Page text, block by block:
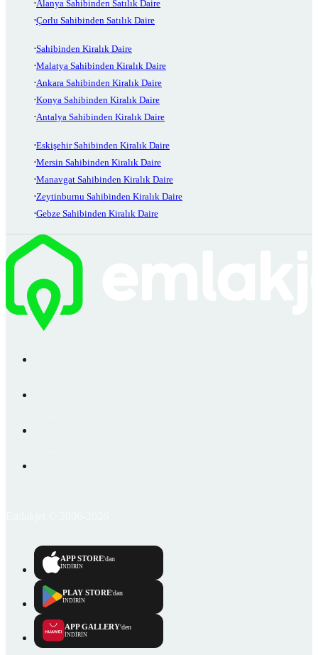
Alanya Sahibinden Satılık Daire
Çorlu Sahibinden Satılık Daire
Sahibinden Kiralık Daire
Malatya Sahibinden Kiralık Daire
Ankara Sahibinden Kiralık Daire
Konya Sahibinden Kiralık Daire
Antalya Sahibinden Kiralık Daire
Eskişehir Sahibinden Kiralık Daire
Mersin Sahibinden Kiralık Daire
Manavgat Sahibinden Kiralık Daire
Zeytinburnu Sahibinden Kiralık Daire
Gebze Sahibinden Kiralık Daire
APP STORE'dan
İNDİRİN
PLAY STORE'dan
İNDİRİN
APP GALLERY'den
İNDİRİN